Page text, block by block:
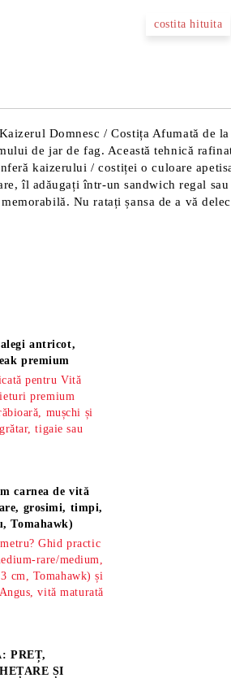
costita hituita
Domnesc / Costița Afumată de
de jar de fag. Această tehnică
kaizerului / costiței o culoare
îl adăugați într-un sandwich regal
Nu ratați șansa de a vă
antricot,
premium
pentru Vită
premium
mușchi și
tigaie sau
carnea de vită
grosimi, timpi,
Tomahawk)
Ghid practic
rare/medium,
cm, Tomahawk) și
vită maturată
PREȚ,
ȘI